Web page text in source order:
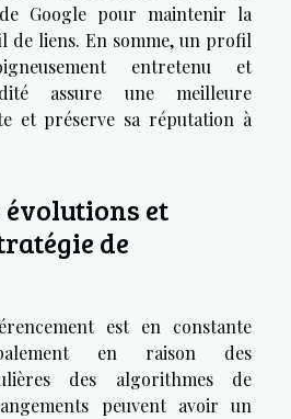
Google pour maintenir la
de liens. En somme, un profil
entretenu et
assure une meilleure
et préserve sa réputation à
et
de
est en constante
en raison des
des algorithmes de
peuvent avoir un